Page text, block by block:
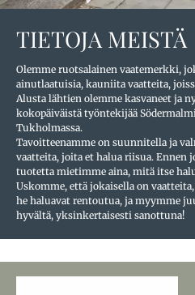
TIETOJA MEISTÄ
Olemme ruotsalainen vaatemerkki,
ainutlaatuisia, kauniita vaatteita,
Alusta lähtien olemme kasvaneet ja
kokopäiväistä työntekijää
Tukholmassa.
Tavoitteenamme on suunnitella ja
vaatteita, joita et halua riisua. Ennen
tuotetta mietimme aina, mitä itse
Uskomme, että jokaisella on
he haluavat rentoutua, ja myymme
hyvältä, yksinkertaisesti sanottuna!